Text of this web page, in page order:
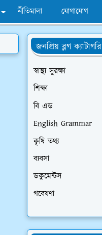
নীতিমালা যোগাযোগ
জনপ্রিয় ব্লগ ক্যাটাগরি
স্বাস্থ্য সুরক্ষা
শিক্ষা
বি এড
English Grammar
কৃষি তথ্য
ব্যবসা
ডকুমেন্টস
গবেষণা